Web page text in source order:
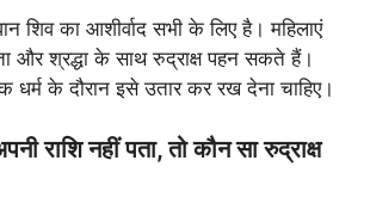
शिव का आशीर्वाद सभी के लिए है। महिलाएं
और श्रद्धा के साथ रुद्राक्ष पहन सकते हैं।
धर्म के दौरान इसे उतार कर रख देना चाहिए।
राशि नहीं पता, तो कौन सा रुद्राक्ष